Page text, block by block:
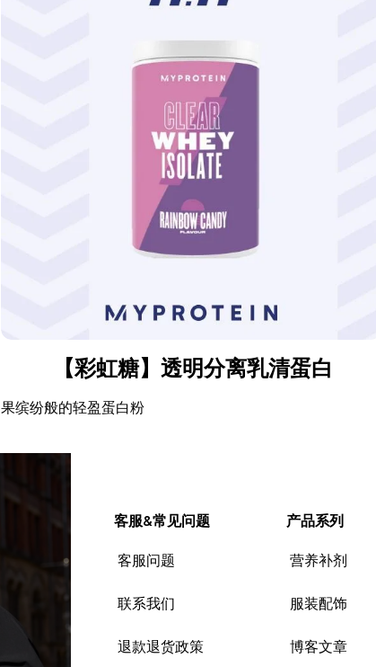
【彩虹糖】透明分离乳清蛋白
果缤纷般的轻盈蛋白粉
客服&常见问题
客服问题
联系我们
退款退货政策
产品系列
营养补剂
服装配饰
博客文章